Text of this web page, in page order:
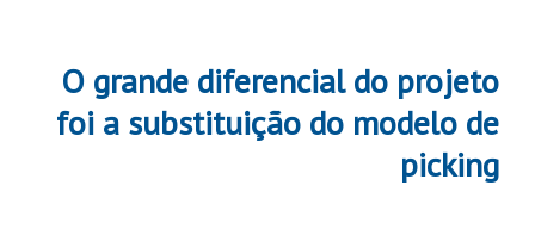
O grande diferencial do projeto
foi a substituição do modelo de
picking